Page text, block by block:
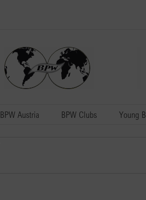
BPW Austria BPW Clubs Young